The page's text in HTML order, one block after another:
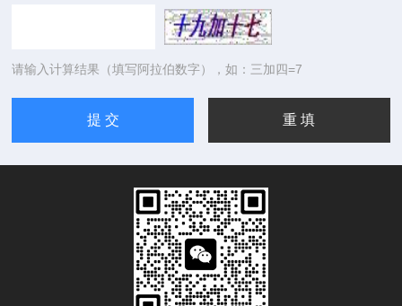
请输入计算结果（填写阿拉伯数字），如：三加四=7